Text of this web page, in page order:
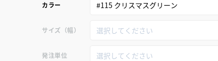
カラー
サイズ（幅）
発注単位